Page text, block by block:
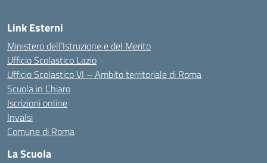
Link Esterni
Ministero dell’Istruzione e del Merito
Ufficio Scolastico Lazio
Ufficio Scolastico VI – Ambito territoriale di Roma
Scuola in Chiaro
Iscrizioni online
Invalsi
Comune di Roma
La Scuola